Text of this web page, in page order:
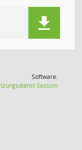
Software:
Session(Wird in